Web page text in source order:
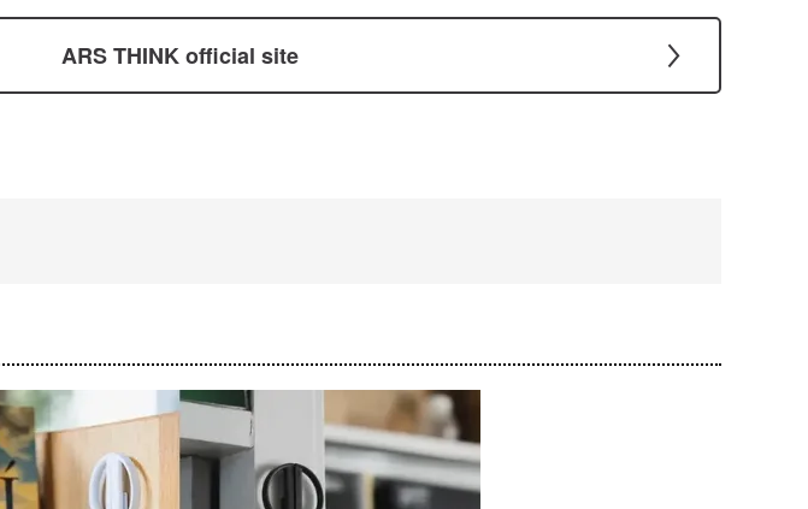
ARS THINK official site